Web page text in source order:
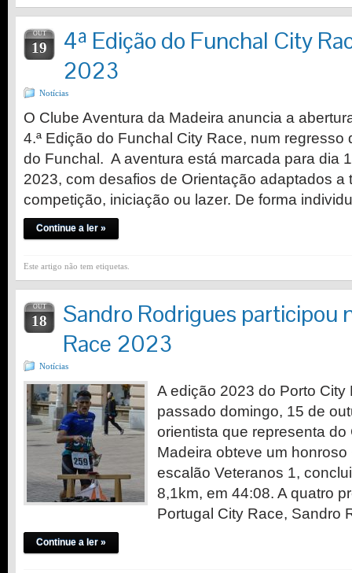
OUT
19
4ª Edição do Funchal City
2023
Notícias
O Clube Aventura da Madeira anuncia a
4.ª Edição do Funchal City Race, num regresso
do Funchal. A aventura está marcada para dia
2023, com desafios de Orientação adaptados a
competição, iniciação ou lazer. De forma
Continue a ler »
Este artigo não tem etiquetas.
OUT
18
Sandro Rodrigues participou
Race 2023
Notícias
A edição 2023 do Porto
passado domingo, 15 de
orientista que representa do
Madeira obteve um honroso
escalão Veteranos 1,
8,1km, em 44:08. A quatro
Portugal City Race, Sandro
Continue a ler »